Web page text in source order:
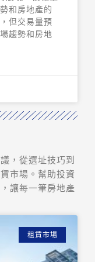
和房地產的
但交易量預
趨勢和房地
，從選址技巧到
市場。幫助投資
讓每一筆房地產
租賃市場